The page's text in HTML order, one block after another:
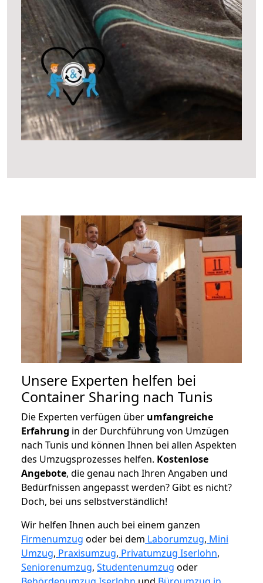
Unsere Experten helfen bei
Container Sharing nach Tunis
Die Experten verfügen über umfangreiche
Erfahrung in der Durchführung von Umzügen
nach Tunis und können Ihnen bei allen Aspekten
des Umzugsprozesses helfen. Kostenlose
Angebote, die genau nach Ihren Angaben und
Bedürfnissen angepasst werden? Gibt es nicht?
Doch, bei uns selbstverständlich!
Wir helfen Ihnen auch bei einem ganzen
Firmenumzug oder bei dem Laborumzug, Mini
Umzug, Praxisumzug, Privatumzug Iserlohn,
Seniorenumzug, Studentenumzug oder